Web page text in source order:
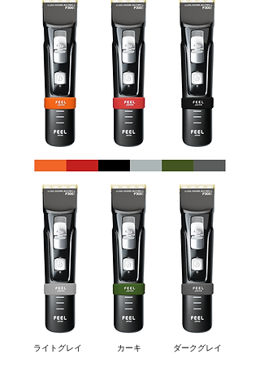
​ライトグレイ ​カーキ ​ダークグレイ